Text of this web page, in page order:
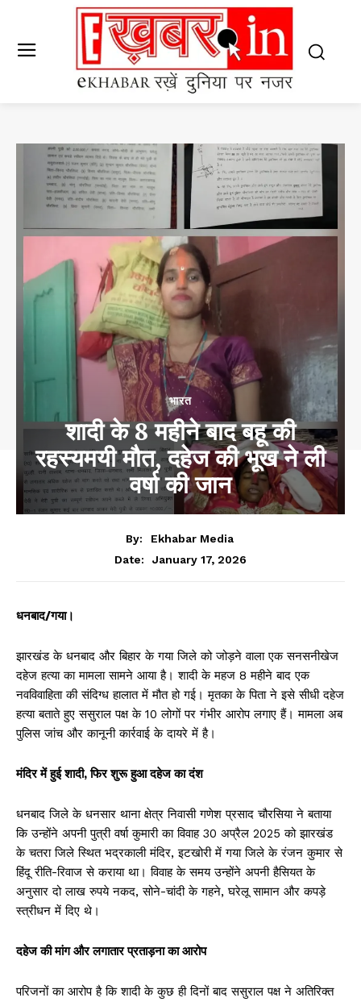
भारत
शादी के 8 महीने बाद बहू की
रहस्यमयी मौत, दहेज की भूख ने ली
वर्षा की जान
By:
Ekhabar Media
Date:
January 17, 2026
धनबाद/गया।
झारखंड के धनबाद और बिहार के गया जिले को जोड़ने वाला एक सनसनीखेज
दहेज हत्या का मामला सामने आया है। शादी के महज 8 महीने बाद एक
नवविवाहिता की संदिग्ध हालात में मौत हो गई। मृतका के पिता ने इसे सीधी दहेज
हत्या बताते हुए ससुराल पक्ष के 10 लोगों पर गंभीर आरोप लगाए हैं। मामला अब
पुलिस जांच और कानूनी कार्रवाई के दायरे में है।
मंदिर में हुई शादी, फिर शुरू हुआ दहेज का दंश
धनबाद जिले के धनसार थाना क्षेत्र निवासी गणेश प्रसाद चौरसिया ने बताया
कि उन्होंने अपनी पुत्री वर्षा कुमारी का विवाह 30 अप्रैल 2025 को झारखंड
के चतरा जिले स्थित भद्रकाली मंदिर, इटखोरी में गया जिले के रंजन कुमार से
हिंदू रीति-रिवाज से कराया था। विवाह के समय उन्होंने अपनी हैसियत के
अनुसार दो लाख रुपये नकद, सोने-चांदी के गहने, घरेलू सामान और कपड़े
स्त्रीधन में दिए थे।
दहेज की मांग और लगातार प्रताड़ना का आरोप
परिजनों का आरोप है कि शादी के कुछ ही दिनों बाद ससुराल पक्ष ने अतिरिक्त